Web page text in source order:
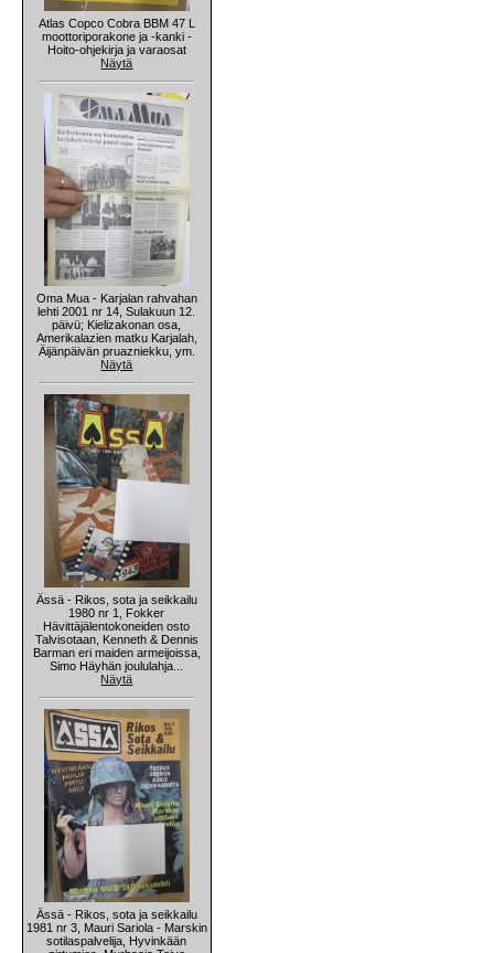
Atlas Copco Cobra BBM 47 L
moottoriporakone ja -kanki -
Hoito-ohjekirja ja varaosat
Näytä
Oma Mua - Karjalan rahvahan
lehti 2001 nr 14, Sulakuun 12.
päivü; Kielizakonan osa,
Amerikalazien matku Karjalah,
Äijänpäivän pruazniekku, ym.
Näytä
Ässä - Rikos, sota ja seikkailu
1980 nr 1, Fokker
Hävittäjälentokoneiden osto
Talvisotaan, Kenneth & Dennis
Barman eri maiden armeijoissa,
Simo Häyhän joululahja...
Näytä
Ässä - Rikos, sota ja seikkailu
1981 nr 3, Mauri Sariola - Marskin
sotilaspalvelija, Hyvinkään